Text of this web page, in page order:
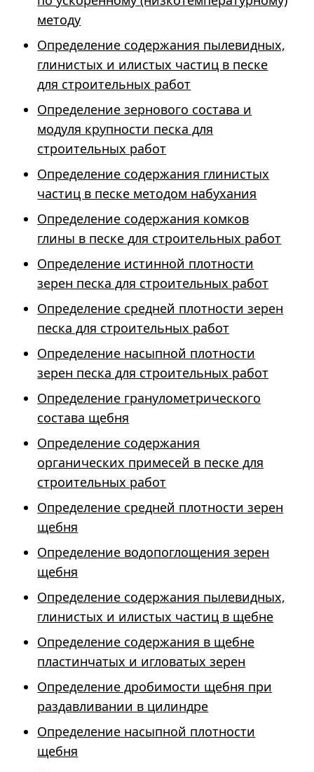
методу
Определение содержания пылевидных,
глинистых и илистых частиц в песке
для строительных работ
Определение зернового состава и
модуля крупности песка для
строительных работ
Определение содержания глинистых
частиц в песке методом набухания
Определение содержания комков
глины в песке для строительных работ
Определение истинной плотности
зерен песка для строительных работ
Определение средней плотности зерен
песка для строительных работ
Определение насыпной плотности
зерен песка для строительных работ
Определение гранулометрического
состава щебня
Определение содержания
органических примесей в песке для
строительных работ
Определение средней плотности зерен
щебня
Определение водопоглощения зерен
щебня
Определение содержания пылевидных,
глинистых и илистых частиц в щебне
Определение содержания в щебне
пластинчатых и игловатых зерен
Определение дробимости щебня при
раздавливании в цилиндре
Определение насыпной плотности
щебня